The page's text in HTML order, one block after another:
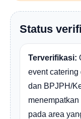
Status
Terverifikasi:
event catering
dan BPJPH/
pada area